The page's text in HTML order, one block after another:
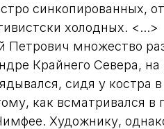
синкопированных,
холодных. <...>
Петрович множество
Крайнего Севера,
сидя у костра
как всматривался в
Художнику,